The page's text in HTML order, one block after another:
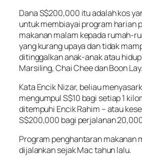
Dana S$200,000 itu adalah kos
untuk membiayai program harian
makanan malam kepada rumah-
yang kurang upaya dan tidak
ditinggalkan anak-anak atau
Marsiling, Chai Chee dan Boon Lay.
Kata Encik Nizar, beliau
mengumpul S$10 bagi setiap 1
ditempuhi Encik Rahim – atau
S$200,000 bagi perjalanan
Program penghantaran makanan
dijalankan sejak Mac tahun lalu.